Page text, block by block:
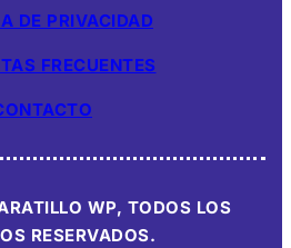
DE PRIVACIDAD
FRECUENTES
WP, TODOS LOS
RESERVADOS.